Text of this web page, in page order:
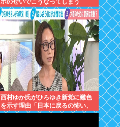
ホのせいでこうなってしまう
西村ゆか氏がひろゆき新党に難色
を示す理由「日本に戻るの怖い、
日本人が怖いから」何やら心当た